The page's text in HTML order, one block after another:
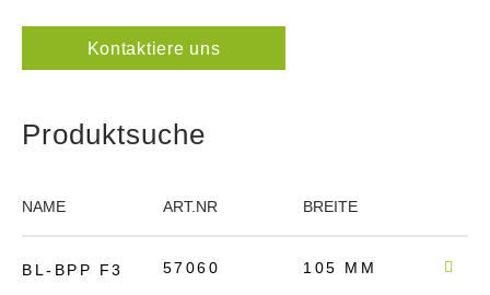
Kontaktiere uns
Produktsuche
NAME ART.NR BREITE
BL-BPP F3 57060 105 MM 90